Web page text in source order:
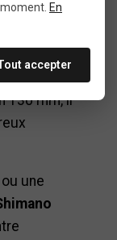
Aest une
pour tous
leur
8 à 9
130 mm, il
une
En
accepter